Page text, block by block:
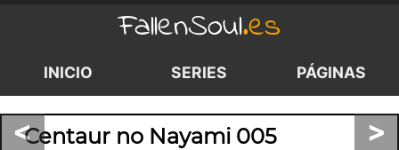
FallenSoul.es
INICIO SERIES PÁGINAS
< >
Centaur no Nayami 005